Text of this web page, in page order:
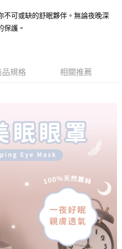
額請依後續交易確認頁面所載為準。
交易或遇審核未通過，訂單將自動取
品或服務，並由商店將買賣／分期付款
用本公司帳單繳交帳款。
」之契約關係目的，商店將以您的個人
予台灣大哥大進項蒐集、處理及利用，
資料之確認、核對及更正。
結：
才付款」的支付方式。 讓您購物簡單
、不需儲值。
付」後，將跳轉至「AFTEE先享後付」
刻繳費，但若您需要取消訂單，請聯絡
之訂單仍視為有效，需透過AFTEE先享
付 」之結帳頁面顯示為準，若有關於
等相關疑問，請聯繫「AFTEE先享後付
供之「AFTEE先享後付」服務完成之交
人資料，並將交易相關給付款項請求債
以下網址：
代理人或監護人之同意方可使用
辦者引起之損失，本公司不負相關責
)免運費
)免運費
)免運費
免運費
不可或缺的舒眠夥伴。無論夜晚深
保護。
品規格 相關推薦